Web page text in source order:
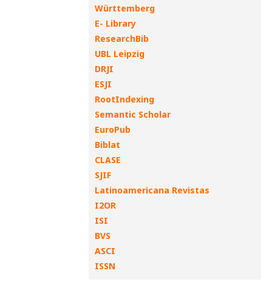
Württemberg
E- Library
ResearchBib
UBL Leipzig
DRJI
ESJI
RootIndexing
Semantic Scholar
EuroPub
Biblat
CLASE
SJIF
Latinoamericana Revistas
I2OR
ISI
BVS
ASCI
ISSN